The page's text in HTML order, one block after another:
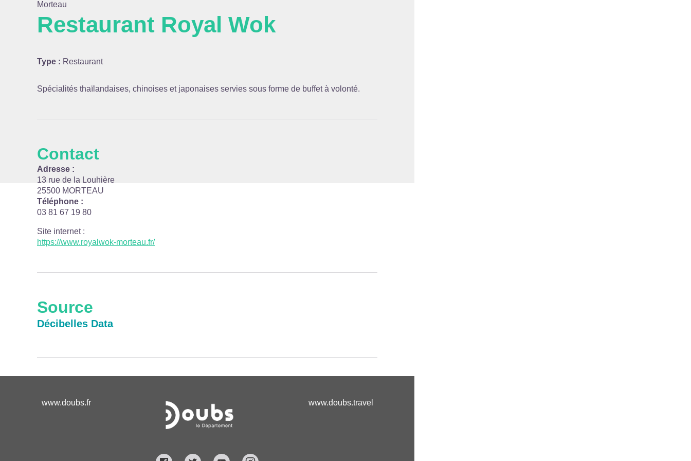
Morteau
Restaurant Royal Wok
Type : Restaurant
Spécialités thaïlandaises, chinoises et japonaises servies sous forme de buffet à volonté.
Contact
Adresse :
13 rue de la Louhière
25500 MORTEAU
Téléphone :
03 81 67 19 80
Site internet:
https://www.royalwok-morteau.fr/
Source
Décibelles Data
www.doubs.fr www.doubs.travel